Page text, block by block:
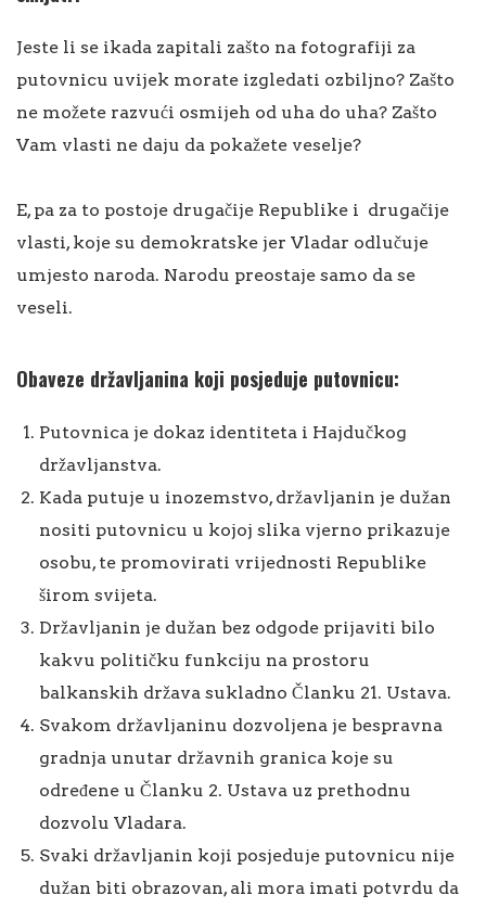
Jeste li se ikada zapitali zašto na fotografiji za
putovnicu uvijek morate izgledati ozbiljno? Zašto
ne možete razvući osmijeh od uha do uha? Zašto
Vam vlasti ne daju da pokažete veselje?
E, pa za to postoje drugačije Republike i drugačije
vlasti, koje su demokratske jer Vladar odlučuje
umjesto naroda. Narodu preostaje samo da se
veseli.
Obaveze državljanina koji posjeduje putovnicu:
Putovnica je dokaz identiteta i Hajdučkog
državljanstva.
Kada putuje u inozemstvo, državljanin je dužan
nositi putovnicu u kojoj slika vjerno prikazuje
osobu, te promovirati vrijednosti Republike
širom svijeta.
Državljanin je dužan bez odgode prijaviti bilo
kakvu političku funkciju na prostoru
balkanskih država sukladno Članku 21. Ustava.
Svakom državljaninu dozvoljena je bespravna
gradnja unutar državnih granica koje su
određene u Članku 2. Ustava uz prethodnu
dozvolu Vladara.
Svaki državljanin koji posjeduje putovnicu nije
dužan biti obrazovan, ali mora imati potvrdu da